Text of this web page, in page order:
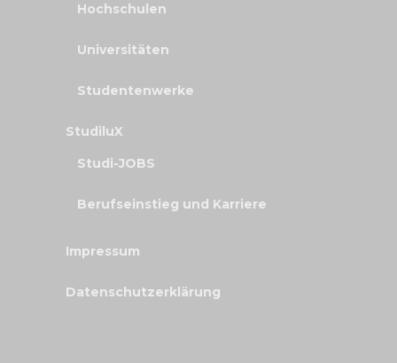
Hochschulen
Universitäten
Studentenwerke
StudiluX
Studi-JOBS
Berufseinstieg und Karriere
Impressum
Datenschutzerklärung